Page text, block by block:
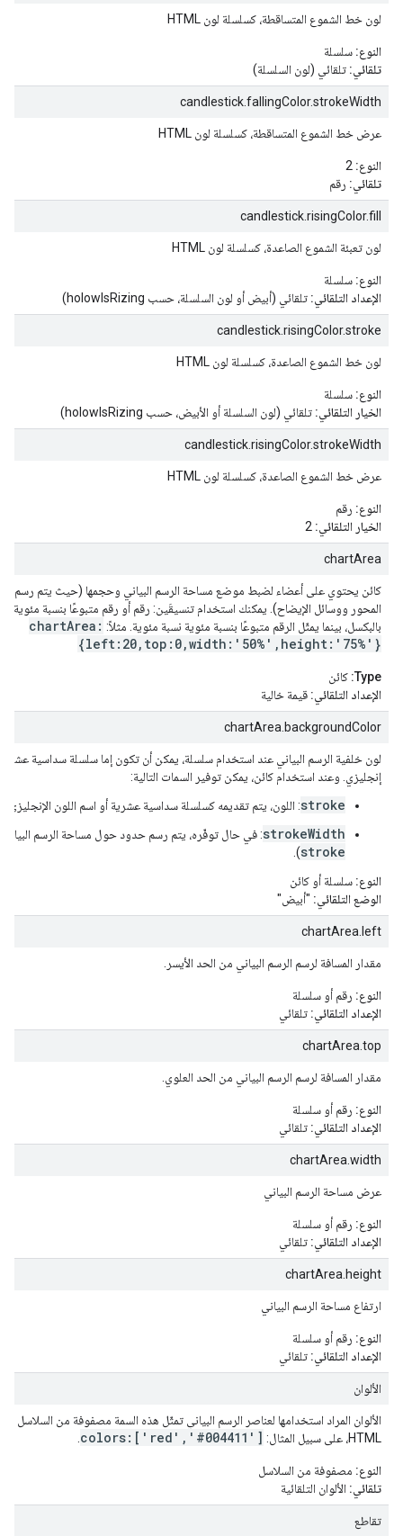
لون خط الشموع المتساقطة، كسلسلة لون HTML
النوع: سلسلة
تلقائي: تلقائي (لون السلسلة)
candlestick.fallingColor.strokeWidth
عرض خط الشموع المتساقطة، كسلسلة لون HTML
النوع:
تلقائي: رقم
candlestick.risingColor.fill
لون تعبئة الشموع الصاعدة، كسلسلة لون HTML
النوع: سلسلة
الإعداد التلقائي: تلقائي (أبيض أو لون السلسلة، حسب holowIsRizing)
candlestick.risingColor.stroke
لون خط الشموع الصاعدة، كسلسلة لون HTML
النوع: سلسلة
الخيار التلقائي: تلقائي (لون السلسلة أو الأبيض، حسب holowIsRizing)
candlestick.risingColor.strokeWidth
عرض خط الشموع الصاعدة، كسلسلة لون HTML
النوع: رقم
الخيار التلقائي:
chartArea
كائن يحتوي على أعضاء لضبط موضع مساحة الرسم البياني وحجمها (حيث يتم رسم الرسم
المحور ووسائل الإيضاح). يمكنك استخدام تنسيقَين: رقم أو رقم متبوعًا بنسبة مئوية.
بالبكسل، بينما يمثّل الرقم متبوعًا بنسبة مئوية نسبة مئوية. مثلاً: chartArea:
{left:20,top:0,width:'50%',height:'75%'}
Type: كائن
الإعداد التلقائي: قيمة خالية
chartArea.backgroundColor
إنجليزي. وعند استخدام كائن، يمكن توفير السمات التالية:
stroke: اللون، يتم تقديمه كسلسلة سداسية عشرية أو اسم اللون الإنجليزي.
strokeWidth: في حال توفّره، يتم رسم حدود حول مساحة الرسم
stroke
).
النوع: سلسلة أو كائن
الوضع التلقائي: "أبيض"
chartArea.left
مقدار المسافة لرسم الرسم البياني من الحد الأيسر.
النوع: رقم أو سلسلة
الإعداد التلقائي: تلقائي
chartArea.top
مقدار المسافة لرسم الرسم البياني من الحد العلوي.
النوع: رقم أو سلسلة
الإعداد التلقائي: تلقائي
chartArea.width
عرض مساحة الرسم البياني
النوع: رقم أو سلسلة
الإعداد التلقائي: تلقائي
chartArea.height
ارتفاع مساحة الرسم البياني
النوع: رقم أو سلسلة
الإعداد التلقائي: تلقائي
الألوان
الألوان المراد استخدامها لعناصر الرسم البياني تمثّل هذه السمة مصفوفة من السلاسل
HTML، على سبيل المثال:
colors:['red','#004411']
النوع: مصفوفة من السلاسل
تلقائي: الألوان التلقائية
تقاطع